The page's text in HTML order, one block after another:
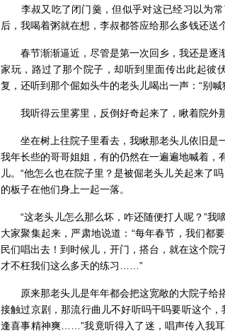
李叔又吃了闭门羹，但似乎对这已经习以为常
后，我喝着粥就在想，李叔都答应给那么多钱还送
春节渐渐逼近，尽管是第一次回乡，我还是逐
家玩，路过了那个院子，却听到里面传出此起彼
复，还听到那个倔如头牛的老头儿喝出一声：“别
我听得云里雾里，反倒好奇起来了，瞅着院外
坐在树上往院子里看去，我瞅那老头儿依旧是
我年长些的哥哥姐姐，有的仍然在一遍遍地喊着
儿。“他怎么也在院子里？是被倔老头儿关起来了
的板子在他们身上一起一落。
“这老头儿怎么那么坏，咋还随便打人呢？”我
大家聚集起来，严肃地说道：“每年春节，我们都
民们唱出去！到时候儿，开门，搭台，就在这个院
才不枉我们这么多天的练习……”
原来那老头儿是年年都会把这宽敞的大院子给
接触过京剧，那流行曲儿不好听吗干吗要听这个
逢喜事精神爽……”我竟听得入了迷，唱声传入我